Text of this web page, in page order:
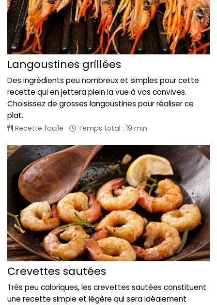
Langoustines grillées
Des ingrédients peu nombreux et simples pour cette
recette qui en jettera plein la vue à vos convives.
Choisissez de grosses langoustines pour réaliser ce
plat.
Recette facile Temps total : 19 min
Crevettes sautées
Très peu caloriques, les crevettes sautées constituent
une recette simple et légère qui sera idéalement